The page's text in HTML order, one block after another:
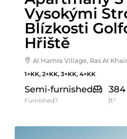
Vysokými
Blízkosti
Hřiště
Al Hamra Village, Ras Al
1+KK, 2+KK, 3+KK, 4+KK
Semi-furnished
Furnished? ft²